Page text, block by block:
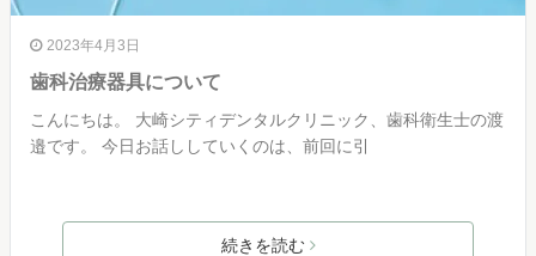
2023年4月3日
歯科治療器具について
こんにちは。 大崎シティデンタルクリニック、歯科衛生士の渡
邉です。 今日お話ししていくのは、前回に引
続きを読む